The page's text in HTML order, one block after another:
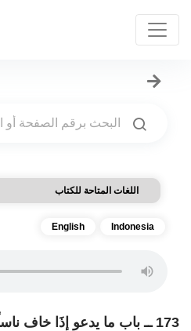
اللغات المتاحة للكتاب
Indonesia
English
173 ــ باب ما يدعو إذَا خاف ناساً أو غيرهم